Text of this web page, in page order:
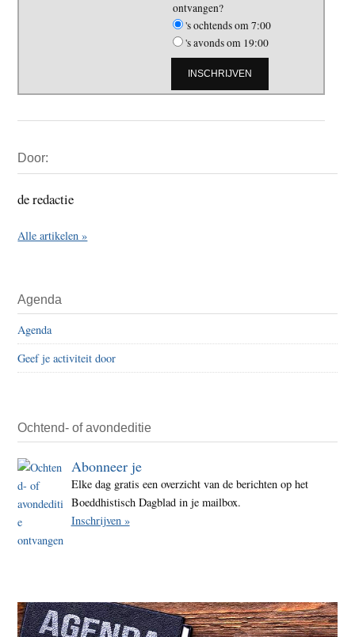
ontvangen?
's ochtends om 7:00
's avonds om 19:00
Sidebar
Door:
de redactie
Alle artikelen »
Agenda
Agenda
Geef je activiteit door
Ochtend- of avondeditie
Abonneer je
Elke dag gratis een overzicht van de berichten op het
Boeddhistisch Dagblad in je mailbox.
Inschrijven »